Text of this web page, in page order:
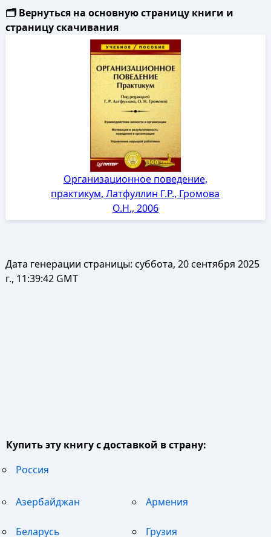
🗂️ Вернуться на основную страницу книги и
страницу скачивания
Организационное поведение,
практикум, Латфуллин Г.Р., Громова
О.Н., 2006
Дата генерации страницы: суббота, 20 сентября 2025
г., 11:39:42 GMT
Купить эту книгу с доставкой в страну:
Россия
Азербайджан Армения
Беларусь Грузия